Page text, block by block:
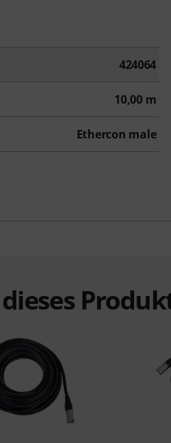
424064
10,00 m
Ethercon male